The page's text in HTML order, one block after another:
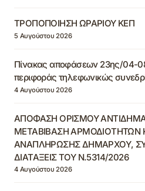
ΤΡΟΠΟΠΟΙΗΣΗ ΩΡΑΡΙΟΥ ΚΕΠ
5 Αυγούστου 2026
Πίνακας αποφάσεων 23ης/04-
περιφοράς τηλεφωνικώς
4 Αυγούστου 2026
ΑΠΟΦΑΣΗ ΟΡΙΣΜΟΥ
ΜΕΤΑΒΙΒΑΣΗ ΑΡΜΟΔΙΟΤΗΤΩΝ
ΑΝΑΠΛΗΡΩΣΗΣ ΔΗΜΑΡΧΟΥ,
ΔΙΑΤΑΞΕΙΣ ΤΟΥ Ν.5314/2026
4 Αυγούστου 2026